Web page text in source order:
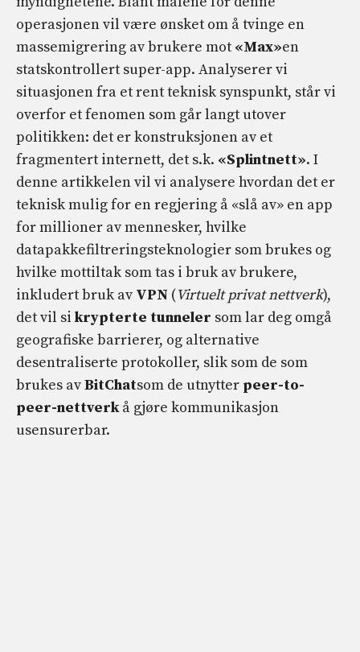
operasjonen vil være ønsket om å tvinge en
massemigrering av brukere mot «Max»en
statskontrollert super-app. Analyserer vi
situasjonen fra et rent teknisk synspunkt, står vi
overfor et fenomen som går langt utover
politikken: det er konstruksjonen av et
fragmentert internett, det s.k. «Splintnett». I
denne artikkelen vil vi analysere hvordan det er
teknisk mulig for en regjering å «slå av» en app
for millioner av mennesker, hvilke
datapakkefiltreringsteknologier som brukes og
hvilke mottiltak som tas i bruk av brukere,
inkludert bruk av VPN (Virtuelt privat nettverk),
det vil si krypterte tunneler som lar deg omgå
geografiske barrierer, og alternative
desentraliserte protokoller, slik som de som
brukes avBitChatsom de utnytter peer-to-
peer-nettverkå gjøre kommunikasjon
usensurerbar.